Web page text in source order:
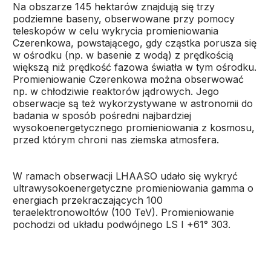
Na obszarze 145 hektarów znajdują się trzy
podziemne baseny, obserwowane przy pomocy
teleskopów w celu wykrycia promieniowania
Czerenkowa, powstającego, gdy cząstka porusza się
w ośrodku (np. w basenie z wodą) z prędkością
większą niż prędkość fazowa światła w tym ośrodku.
Promieniowanie Czerenkowa można obserwować
np. w chłodziwie reaktorów jądrowych. Jego
obserwacje są też wykorzystywane w astronomii do
badania w sposób pośredni najbardziej
wysokoenergetycznego promieniowania z kosmosu,
przed którym chroni nas ziemska atmosfera.
W ramach obserwacji LHAASO udało się wykryć
ultrawysokoenergetyczne promieniowania gamma o
energiach przekraczających 100
teraelektronowoltów (100 TeV). Promieniowanie
pochodzi od układu podwójnego LS I +61° 303.